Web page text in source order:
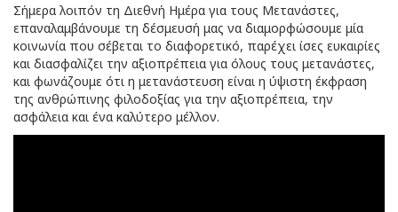
Σήμερα λοιπόν τη Διεθνή Ημέρα για τους Μετανάστες,
επαναλαμβάνουμε τη δέσμευσή μας να διαμορφώσουμε μία
κοινωνία που σέβεται το διαφορετικό, παρέχει ίσες ευκαιρίες
και διασφαλίζει την αξιοπρέπεια για όλους τους μετανάστες,
και φωνάζουμε ότι η μετανάστευση είναι η ύψιστη έκφραση
της ανθρώπινης φιλοδοξίας για την αξιοπρέπεια, την
ασφάλεια και ένα καλύτερο μέλλον.